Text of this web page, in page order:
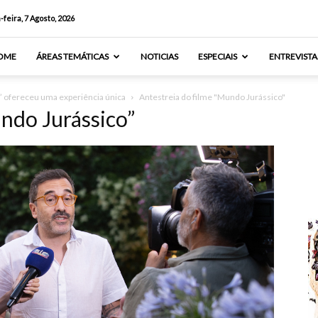
feira, 7 Agosto, 2026
ÁREAS TEMÁTICAS NOTICIAS ESPECIAIS
ofereceu uma experiência única Antestreia do filme "Mundo Jurássico"
Jurássico”